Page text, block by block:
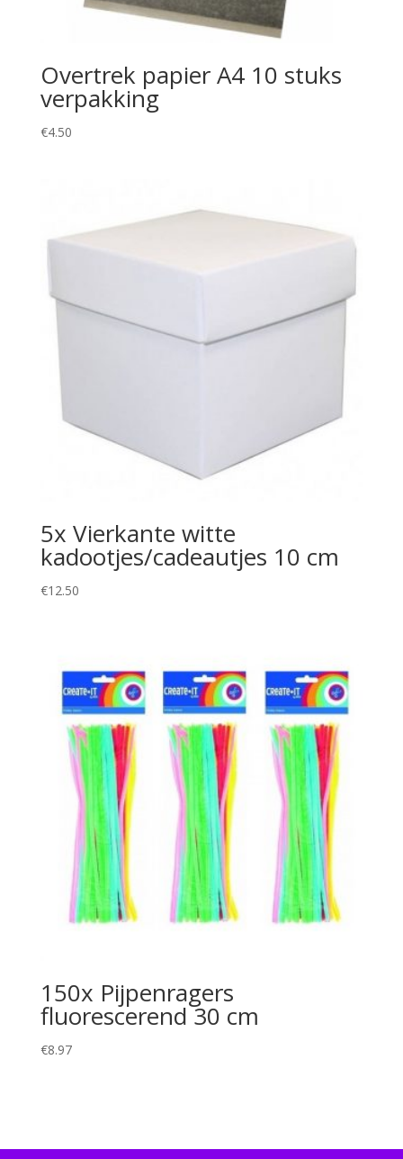
Overtrek papier A4 10 stuks
verpakking
€4.50
5x Vierkante witte
kadootjes/cadeautjes 10 cm
€12.50
150x Pijpenragers
fluorescerend 30 cm
€8.97